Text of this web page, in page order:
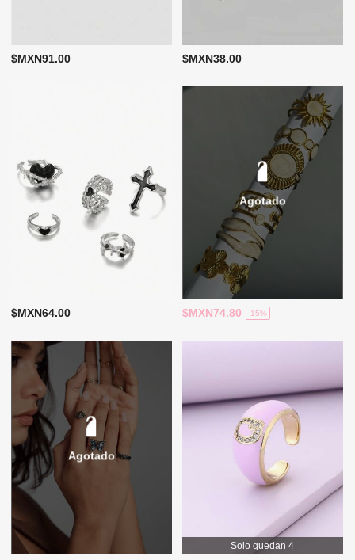
$MXN91.00 $MXN38.00
$MXN64.00
Agotado
$MXN74.80 -15%
Agotado
Solo quedan 4